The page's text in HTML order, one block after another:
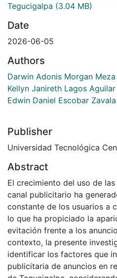
Tegucigalpa (3.04 MB)
Date
2026-06-05
Authors
Darwin Adonis Morgan Meza
Kellyn Janireth Lagos Aguilar
Edwin Daniel Escobar Zavala
Publisher
Universidad Tecnológica
Abstract
El crecimiento del uso de
canal publicitario ha
constante de los usuarios a
lo que ha propiciado la
evitación frente a los
contexto, la presente
identificar los factores que
publicitaria de anuncios en